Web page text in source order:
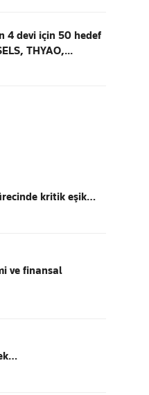
4 devi için 50 hedef
THYAO,...
kritik eşik…
ve finansal